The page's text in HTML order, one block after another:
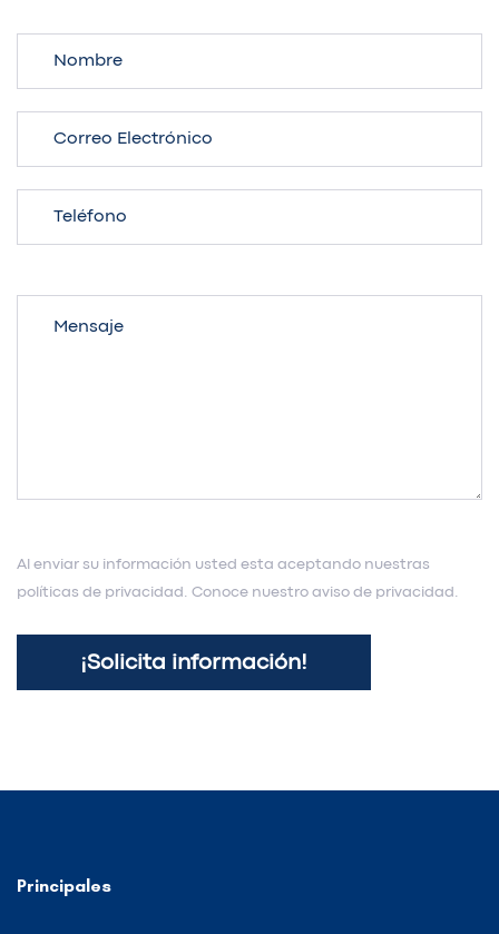
Al enviar su información usted esta aceptando nuestras
políticas de privacidad. Conoce nuestro aviso de privacidad.
Principales